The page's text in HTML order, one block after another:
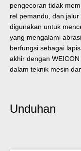
pengecoran tidak
rel pemandu, dan
digunakan untuk
yang mengalami
berfungsi sebagai
akhir dengan
dalam teknik mesin
Unduhan